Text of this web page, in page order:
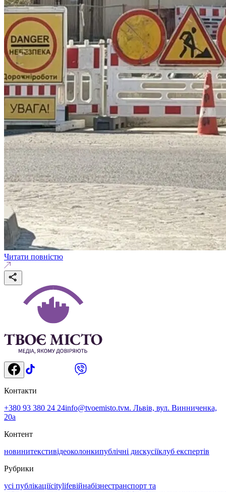
Читати повністю
Контакти
+380 93 380 24 24info@tvoemisto.tvм. Львів, вул. Винниченка,
20а
Контент
новинитекстивідеоколонкипублічні дискусіїклуб експертів
Рубрики
усі публікаціїcitylifeвійнабізнестранспорт та